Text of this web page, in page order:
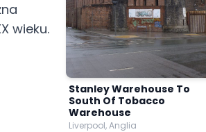
Stanley Warehouse To
South Of Tobacco
Warehouse
Liverpool, Anglia
wieku.